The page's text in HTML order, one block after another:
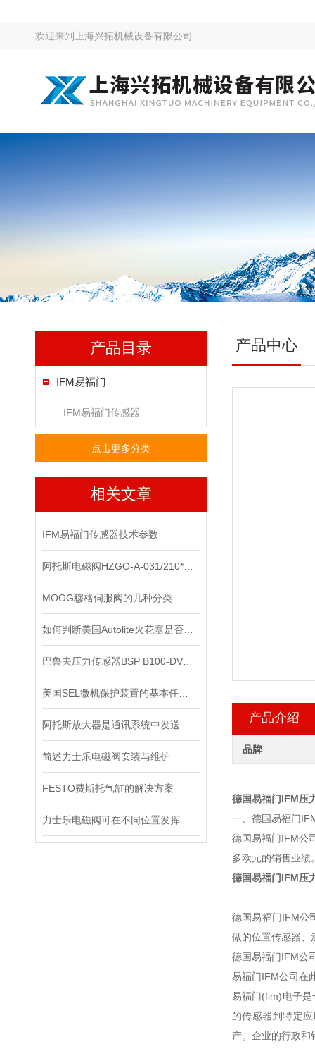
欢迎来到 上海兴拓机械设备有限公司
产品目录
IFM易福门
IFM易福门传感器
点击更多分类
相关文章
IFM易福门传感器技术参数
MOOG穆格伺服阀的几种分类
简述力士乐电磁阀安装与维护
FESTO费斯托气缸的解决方案
产品中心
产品介绍
品牌
德国易福门IFM压
一、德国易福门
德国易福门IFM公
多欧元的销售业绩
德国易福门IFM压
德国易福门IFM公
做的位置传感器、
德国易福门IFM公
易福门IFM公司在
易福门(fim)电子
的传感器到特定
产。企业的行政和